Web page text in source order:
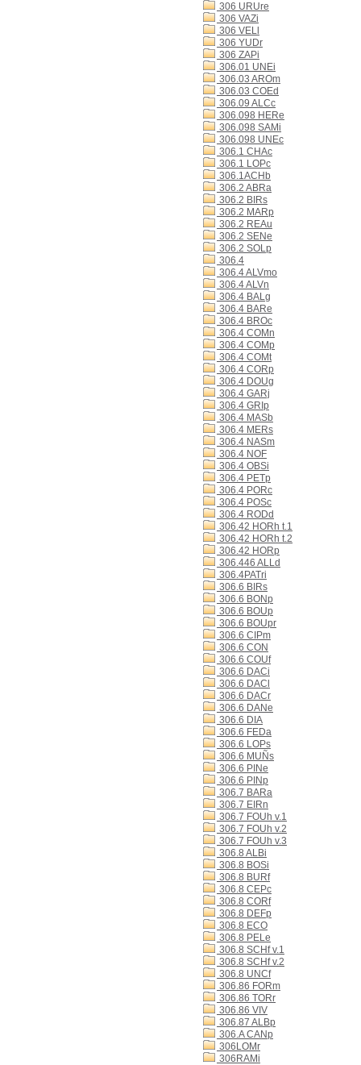
306 URUre
306 VAZi
306 VELl
306 YUDr
306 ZAPi
306.01 UNEi
306.03 AROm
306.03 COEd
306.09 ALCc
306.098 HERe
306.098 SAMi
306.098 UNEc
306.1 CHAc
306.1 LOPc
306.1ACHb
306.2 ABRa
306.2 BIRs
306.2 MARp
306.2 REAu
306.2 SENe
306.2 SOLp
306.4
306.4 ALVmo
306.4 ALVn
306.4 BALg
306.4 BARe
306.4 BROc
306.4 COMn
306.4 COMp
306.4 COMt
306.4 CORp
306.4 DOUg
306.4 GARj
306.4 GRIp
306.4 MASb
306.4 MERs
306.4 NASm
306.4 NOF
306.4 OBSi
306.4 PETp
306.4 PORc
306.4 POSc
306.4 RODd
306.42 HORh t.1
306.42 HORh t.2
306.42 HORp
306.446 ALLd
306.4PATri
306.6 BIRs
306.6 BONp
306.6 BOUp
306.6 BOUpr
306.6 CIPm
306.6 CON
306.6 COUf
306.6 DACi
306.6 DACl
306.6 DACr
306.6 DANe
306.6 DIA
306.6 FEDa
306.6 LOPs
306.6 MUÑs
306.6 PINe
306.6 PINp
306.7 BARa
306.7 EIRn
306.7 FOUh v.1
306.7 FOUh v.2
306.7 FOUh v.3
306.8 ALBi
306.8 BOSi
306.8 BURf
306.8 CEPc
306.8 CORf
306.8 DEFp
306.8 ECO
306.8 PELe
306.8 SCHf v.1
306.8 SCHf v.2
306.8 UNCf
306.86 FORm
306.86 TORr
306.86 VIV
306.87 ALBp
306.A CANp
306LOMr
306RAMi